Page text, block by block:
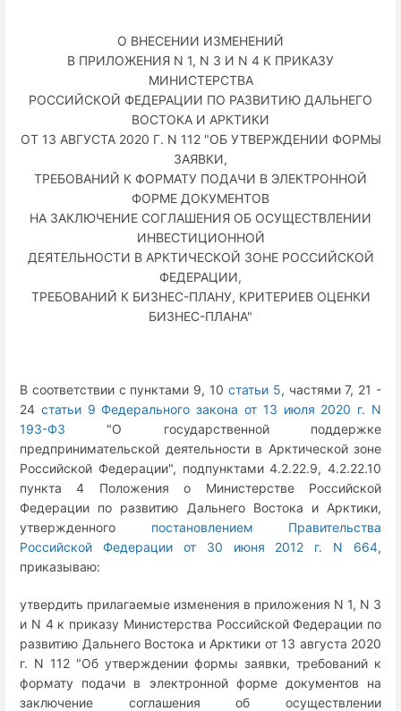
О ВНЕСЕНИИ ИЗМЕНЕНИЙ
В ПРИЛОЖЕНИЯ N 1, N 3 И N 4 К ПРИКАЗУ
МИНИСТЕРСТВА
РОССИЙСКОЙ ФЕДЕРАЦИИ ПО РАЗВИТИЮ ДАЛЬНЕГО
ВОСТОКА И АРКТИКИ
ОТ 13 АВГУСТА 2020 Г. N 112 "ОБ УТВЕРЖДЕНИИ ФОРМЫ
ЗАЯВКИ,
ТРЕБОВАНИЙ К ФОРМАТУ ПОДАЧИ В ЭЛЕКТРОННОЙ
ФОРМЕ ДОКУМЕНТОВ
НА ЗАКЛЮЧЕНИЕ СОГЛАШЕНИЯ ОБ ОСУЩЕСТВЛЕНИИ
ИНВЕСТИЦИОННОЙ
ДЕЯТЕЛЬНОСТИ В АРКТИЧЕСКОЙ ЗОНЕ РОССИЙСКОЙ
ФЕДЕРАЦИИ,
ТРЕБОВАНИЙ К БИЗНЕС-ПЛАНУ, КРИТЕРИЕВ ОЦЕНКИ
БИЗНЕС-ПЛАНА"
В соответствии с пунктами 9, 10 статьи 5, частями 7, 21 -
24 статьи 9 Федерального закона от 13 июля 2020 г. N
193-ФЗ "О государственной поддержке
предпринимательской деятельности в Арктической зоне
Российской Федерации", подпунктами 4.2.22.9, 4.2.22.10
пункта 4 Положения о Министерстве Российской
Федерации по развитию Дальнего Востока и Арктики,
утвержденного постановлением Правительства
Российской Федерации от 30 июня 2012 г. N 664,
приказываю:
утвердить прилагаемые изменения в приложения N 1, N 3
и N 4 к приказу Министерства Российской Федерации по
развитию Дальнего Востока и Арктики от 13 августа 2020
г. N 112 "Об утверждении формы заявки, требований к
формату подачи в электронной форме документов на
заключение соглашения об осуществлении